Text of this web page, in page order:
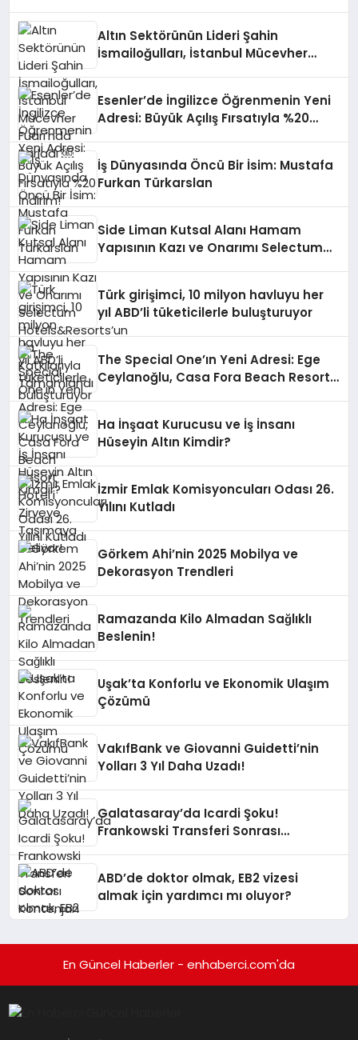
Altın Sektörünün Lideri Şahin
İsmailoğulları, İstanbul Mücevher
Esenler’de İngilizce Öğrenmenin Yeni
Adresi: Büyük Açılış Fırsatıyla %20
İş Dünyasında Öncü Bir İsim: Mustafa
Furkan Türkarslan
Side Liman Kutsal Alanı Hamam
Yapısının Kazı ve Onarımı Selectum
Türk girişimci, 10 milyon havluyu her
yıl ABD’li tüketicilerle buluşturuyor
The Special One’ın Yeni Adresi: Ege
Ceylanoğlu, Casa Fora Beach Resort
Ha İnşaat Kurucusu ve İş İnsanı
Hüseyin Altın Kimdir?
İzmir Emlak Komisyoncuları Odası 26.
Yılını Kutladı
Görkem Ahi’nin 2025 Mobilya ve
Dekorasyon Trendleri
Ramazanda Kilo Almadan Sağlıklı
Beslenin!
Uşak’ta Konforlu ve Ekonomik Ulaşım
Çözümü
VakıfBank ve Giovanni Guidetti’nin
Yolları 3 Yıl Daha Uzadı!
Galatasaray’da Icardi Şoku!
Frankowski Transferi Sonrası
ABD’de doktor olmak, EB2 vizesi
almak için yardımcı mı oluyor?
En Güncel Haberler - enhaberci.com'da